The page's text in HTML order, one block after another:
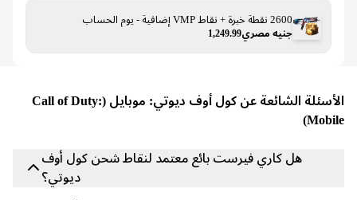
2600 نقطة خبرة + نقاط VMP إضافية - يوم الحساب
جنيه مصري1,249.99
الأسئلة الشائعة عن كول أوف ديوتي: موبايل (Call of Duty:
هل كاري فيرست بائع معتمد لنقاط شحن كول أوف
ديوتي؟